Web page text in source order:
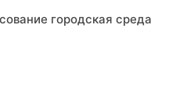
городская среда